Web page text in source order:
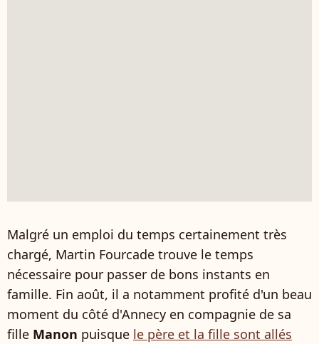
Malgré un emploi du temps certainement très
chargé, Martin Fourcade trouve le temps
nécessaire pour passer de bons instants en
famille. Fin août, il a notamment profité d'un beau
moment du côté d'Annecy en compagnie de sa
fille Manon puisque le père et la fille sont allés